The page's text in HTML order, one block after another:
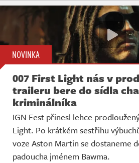
NOVINKA
007 First Light nás v
traileru bere do sídla
kriminálníka
IGN Fest přinesl lehce
Light. Po krátkém sestřihu
voze Aston Martin se dostaneme
padoucha jménem Bawma.